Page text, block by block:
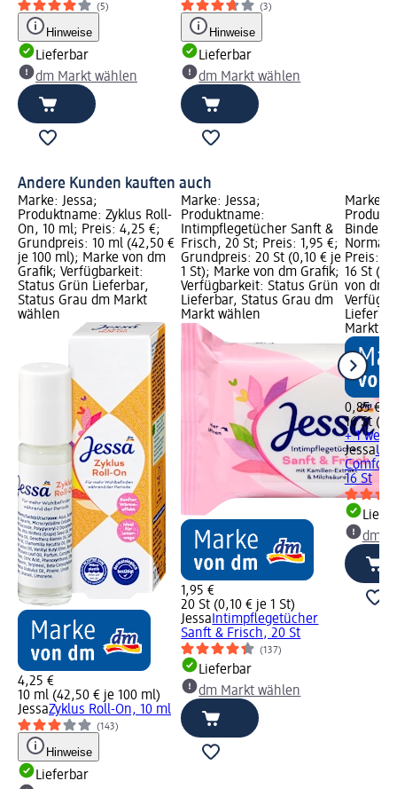
(5)
Hinweise
Lieferbar
dm Markt wählen
(3)
Hinweise
Lieferbar
dm Markt wählen
Andere Kunden kauften auch
Marke: Jessa;
Produktname: Zyklus Roll-
On, 10 ml; Preis: 4,25 €;
Grundpreis: 10 ml (42,50 €
je 100 ml); Marke von dm
Grafik; Verfügbarkeit:
Status Grün Lieferbar,
Status Grau dm Markt
wählen
4,25 €
10 ml (42,50 € je 100 ml)
JessaZyklus Roll-On, 10 ml
(143)
Hinweise
Lieferbar
Marke: Jessa;
Produktname:
Intimpflegetücher Sanft &
Frisch, 20 St; Preis: 1,95 €;
Grundpreis: 20 St (0,10 € je
1 St); Marke von dm Grafik;
Verfügbarkeit: Status Grün
Lieferbar, Status Grau dm
Markt wählen
1,95 €
20 St (0,10 € je 1 St)
JessaIntimpflegetücher
Sanft & Frisch, 20 St
(137)
Lieferbar
dm Markt wählen
Marke:
Binden
Normal
Preis:
16 St
von dm
Markt
0,85 €
16 St
+ 1
Jessa
Comfort
16 St
dm